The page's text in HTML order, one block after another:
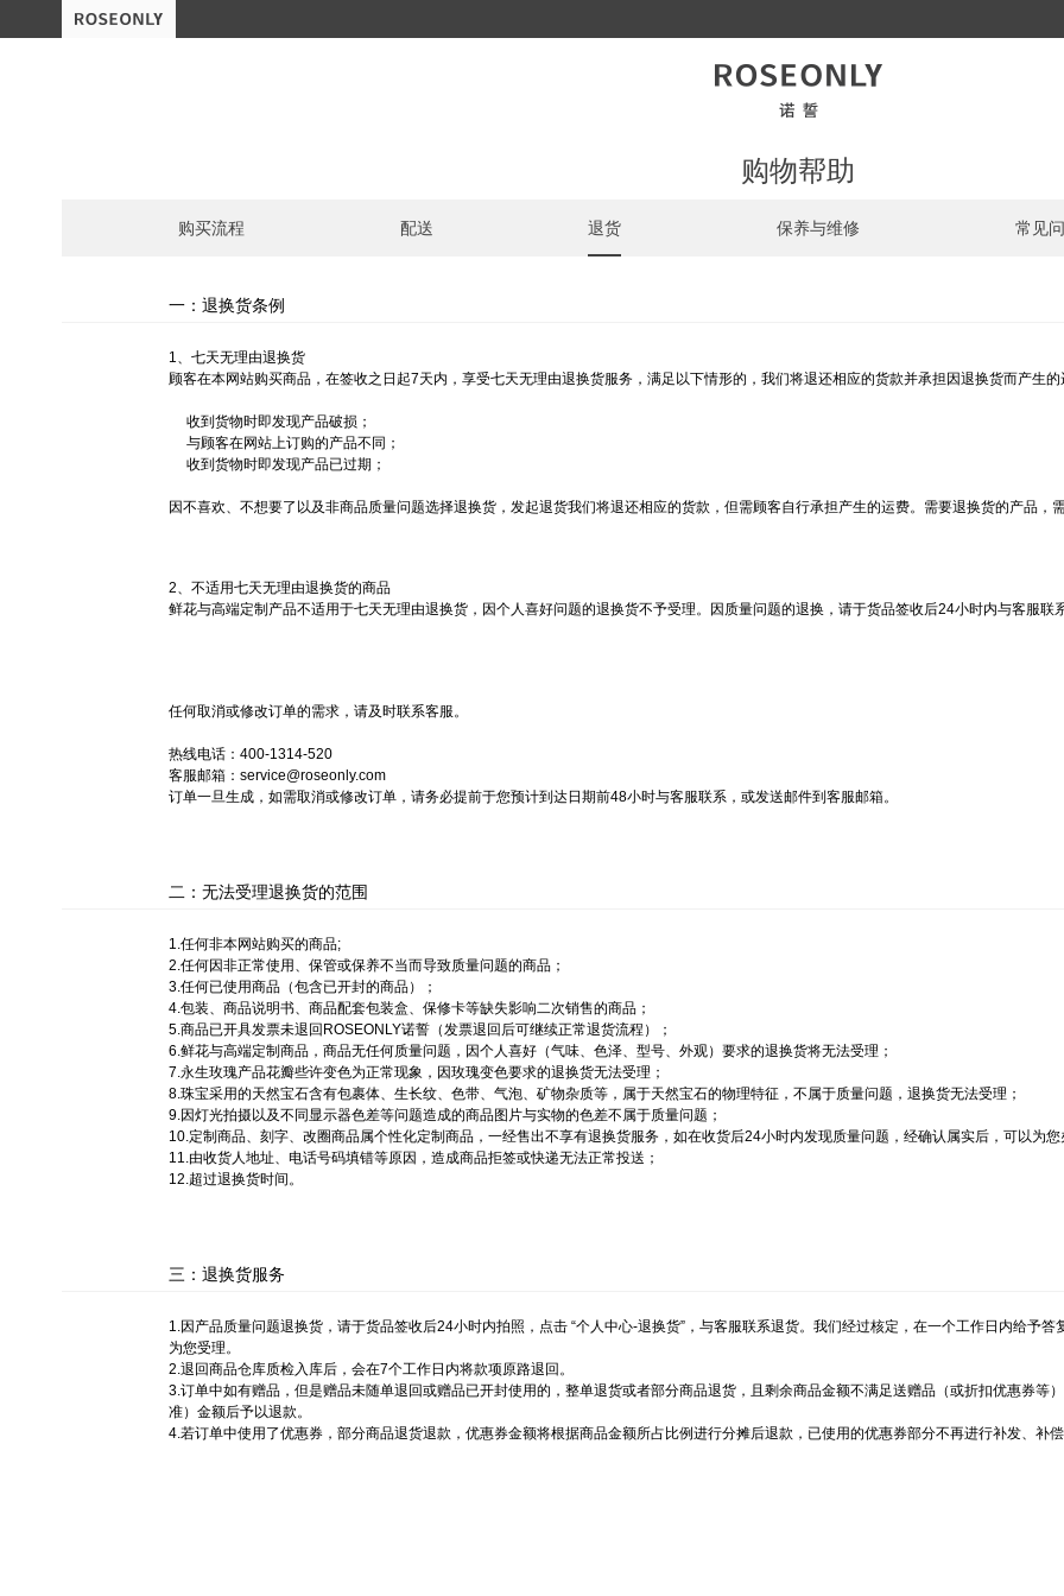
购物帮助
购买流程 配送 退货 保养与维修 常见
一：退换货条例
1、七天无理由退换货
顾客在本网站购买商品，在签收之日起7天内，享受七天无理由退换货服务，满足以下情形的，我们将退还相应的货款并承担因退换货而产生的
收到货物时即发现产品破损；
与顾客在网站上订购的产品不同；
收到货物时即发现产品已过期；
因不喜欢、不想要了以及非商品质量问题选择退换货，发起退货我们将退还相应的货款，但需顾客自行承担产生的运费。需要退换货的产品
2、不适用七天无理由退换货的商品
鲜花与高端定制产品不适用于七天无理由退换货，因个人喜好问题的退换货不予受理。因质量问题的退换，请于货品签收后24小时内与客服联
任何取消或修改订单的需求，请及时联系客服。
热线电话：400-1314-520
客服邮箱：service@roseonly.com
订单一旦生成，如需取消或修改订单，请务必提前于您预计到达日期前48小时与客服联系，或发送邮件到客服邮箱。
二：无法受理退换货的范围
1.任何非本网站购买的商品;
2.任何因非正常使用、保管或保养不当而导致质量问题的商品；
3.任何已使用商品（包含已开封的商品）；
4.包装、商品说明书、商品配套包装盒、保修卡等缺失影响二次销售的商品；
5.商品已开具发票未退回ROSEONLY诺誓（发票退回后可继续正常退货流程）；
6.鲜花与高端定制商品，商品无任何质量问题，因个人喜好（气味、色泽、型号、外观）要求的退换货将无法受理；
7.永生玫瑰产品花瓣些许变色为正常现象，因玫瑰变色要求的退换货无法受理；
8.珠宝采用的天然宝石含有包裹体、生长纹、色带、气泡、矿物杂质等，属于天然宝石的物理特征，不属于质量问题，退换货无法受理；
9.因灯光拍摄以及不同显示器色差等问题造成的商品图片与实物的色差不属于质量问题；
10.定制商品、刻字、改圈商品属个性化定制商品，一经售出不享有退换货服务，如在收货后24小时内发现质量问题，经确认属实后，可以为
11.由收货人地址、电话号码填错等原因，造成商品拒签或快递无法正常投送；
12.超过退换货时间。
三：退换货服务
1.因产品质量问题退换货，请于货品签收后24小时内拍照，点击 “个人中心-退换货”，与客服联系退货。我们经过核定，在一个工作日内给予
为您受理。
2.退回商品仓库质检入库后，会在7个工作日内将款项原路退回。
3.订单中如有赠品，但是赠品未随单退回或赠品已开封使用的，整单退货或者部分商品退货，且剩余商品金额不满足送赠品（或折扣优惠券等
准）金额后予以退款。
4.若订单中使用了优惠券，部分商品退货退款，优惠券金额将根据商品金额所占比例进行分摊后退款，已使用的优惠券部分不再进行补发、补